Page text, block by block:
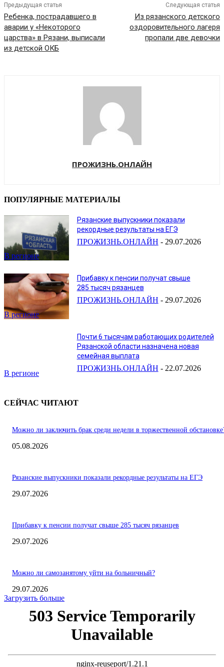
Предыдущая статья
Ребенка, пострадавшего в
аварии у «Некоторого
царства» в Рязани, выписали
из детской ОКБ
Следующая статья
Из рязанского детского
оздоровительного лагеря
пропали две девочки
ПРОЖИЗНЬ.ОНЛАЙН
ПОПУЛЯРНЫЕ МАТЕРИАЛЫ
В регионе
Рязанские выпускники показали
рекордные результаты на ЕГЭ
ПРОЖИЗНЬ.ОНЛАЙН - 29.07.2026
В регионе
Прибавку к пенсии получат свыше
285 тысяч рязанцев
ПРОЖИЗНЬ.ОНЛАЙН - 29.07.2026
В регионе
Почти 6 тысячам работающих родителей
Рязанской области назначена новая
семейная выплата
ПРОЖИЗНЬ.ОНЛАЙН - 22.07.2026
СЕЙЧАС ЧИТАЮТ
Можно ли заключить брак среди недели в торжественной
05.08.2026
Рязанские выпускники показали рекордные результаты на ЕГЭ
29.07.2026
Прибавку к пенсии получат свыше 285 тысяч рязанцев
29.07.2026
Можно ли самозанятому уйти на больничный?
29.07.2026
Загрузить больше